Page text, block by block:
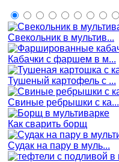
Свекольник в мультив...
Кабачки с фаршем в м...
Тушеный картофель с ...
Свиные ребрышки с ка...
Как сварить борщ
Судак на пару в муль...